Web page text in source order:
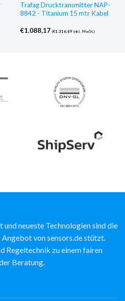
Trafag Drucktransmitter NAP-
8842 - Titanium 15 mtr Kabel
€1.088,17 (€1.316,69inkl. MwSt.)
neueste Technologien sind die
von sensors.de stützt.
Regeltechnik zu einem fairen
Beratung.